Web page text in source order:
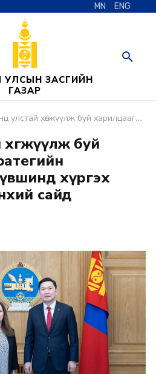
MN ENG
УЛСЫН ЗАСГИЙН
ГАЗАР
буй харилцааг стратегийн түншлэлийн түвшинд хүргэх эрмэлзлээ ерөнхий сайд илэрхийллээ
буй
хүргэх
сайд